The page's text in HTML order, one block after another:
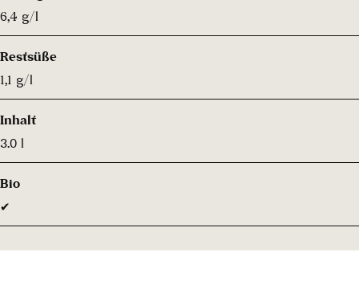
6,4 g/l
Restsüße
1,1 g/l
Inhalt
3.0 l
Bio
✔